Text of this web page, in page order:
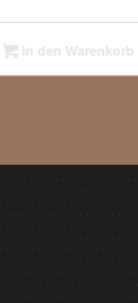
In den Warenkorb